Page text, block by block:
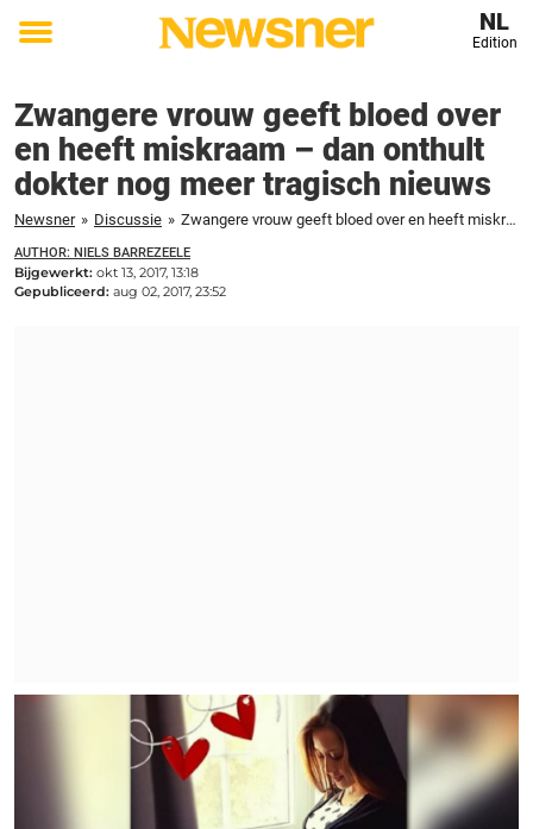
Toggle
NL
Edition
Zwangere vrouw geeft bloed over
en heeft miskraam – dan onthult
dokter nog meer tragisch nieuws
Newsner » Discussie » Zwangere vrouw geeft bloed over en heeft miskraam - dan onthult dokter nog meer tragisch nieuws
AUTHOR: NIELS BARREZEELE
Bijgewerkt: okt 13, 2017, 13:18
Gepubliceerd: aug 02, 2017, 23:52